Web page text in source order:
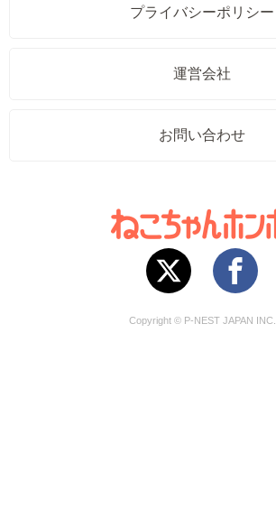
プライバシーポリシー
運営会社
お問い合わせ
Copyright © P-NEST JAPAN INC.